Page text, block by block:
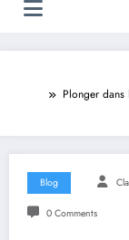
Plonger dans
Blog
0 Comments